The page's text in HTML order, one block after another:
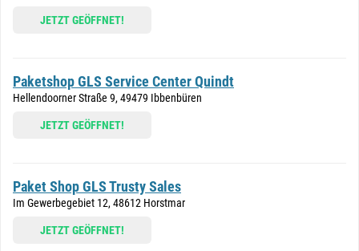
JETZT GEÖFFNET!
Paketshop GLS Service Center Quindt
Hellendoorner Straße 9, 49479 Ibbenbüren
JETZT GEÖFFNET!
Paket Shop GLS Trusty Sales
Im Gewerbegebiet 12, 48612 Horstmar
JETZT GEÖFFNET!